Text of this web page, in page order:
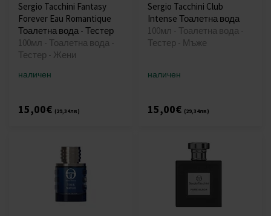
Sergio Tacchini Fantasy
Forever Eau Romantique
Тоалетна вода - Тестер
100мл - Тоалетна вода -
Тестер - Жени
наличен
15,00€ (29,34лв)
Sergio Tacchini Club
Intense Тоалетна вода
100мл - Тоалетна вода -
Тестер - Мъже
наличен
15,00€ (29,34лв)